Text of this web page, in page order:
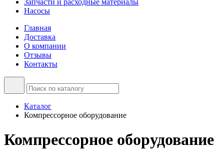
Запчасти и расходные материалы
Насосы
Главная
Доставка
О компании
Отзывы
Контакты
Каталог
Компрессорное оборудование
Компрессорное оборудование